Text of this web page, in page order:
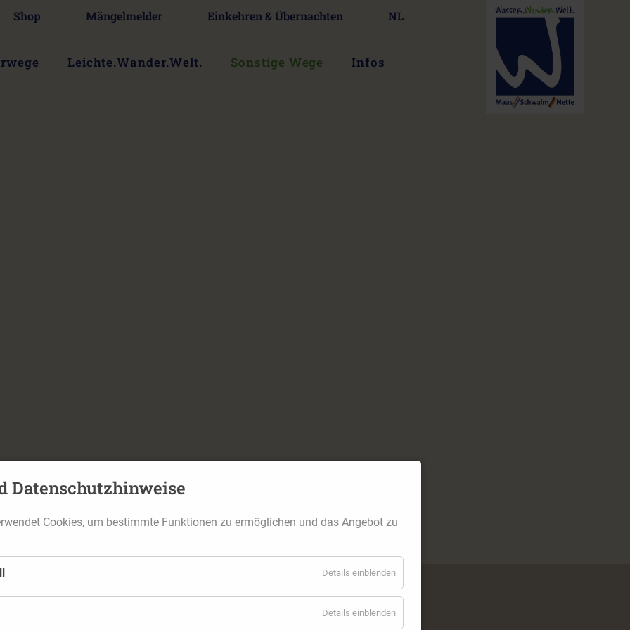
Shop Mängelmelder Einkehren & Übernachten NL
Leichte.Wander.Welt. Sonstige Wege Infos
Datenschutzhinweise
Cookies, um bestimmte Funktionen zu ermöglichen und das Angebot zu
Details einblenden
Details einblenden